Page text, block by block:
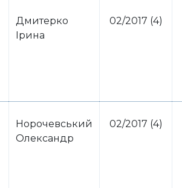
Дмитерко
Ірина
02/2017 (4)
Норочевський
Олександр
02/2017 (4)